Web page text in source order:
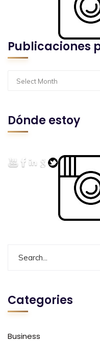
Publicaciones
Select Month
Dónde estoy
Categories
Business